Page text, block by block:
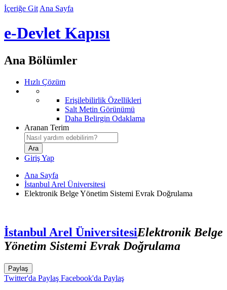
İçeriğe Git Ana Sayfa
e-Devlet Kapısı
Ana Bölümler
Hızlı Çözüm
Erişilebilirlik Özellikleri
Salt Metin Görünümü
Daha Belirgin Odaklama
Aranan Terim
Giriş Yap
Ana Sayfa
İstanbul Arel Üniversitesi
Elektronik Belge Yönetim Sistemi Evrak Doğrulama
İstanbul Arel ÜniversitesiElektronik Belge
Yönetim Sistemi Evrak Doğrulama
Paylaş
Twitter'da Paylaş Facebook'da Paylaş